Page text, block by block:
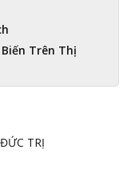
Trên Thị